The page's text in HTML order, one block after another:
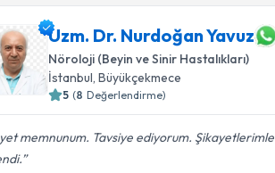
Uzm. Dr. Nurdoğan Yavuz
Nöroloji (Beyin ve Sinir Hastalıkları)
İstanbul , Büyükçekmece
5 (8 Değerlendirme)
memnunum. Tavsiye ediyorum. Şikayetlerimle